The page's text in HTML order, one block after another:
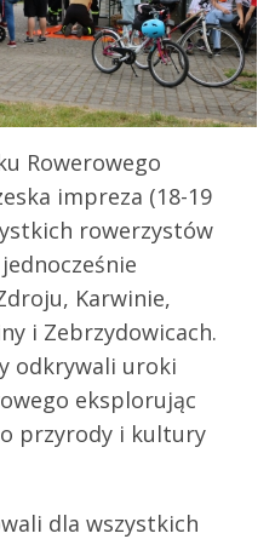
Rowerowego
impreza (18-19
rowerzystów
Karwinie,
i Zebrzydowicach.
odkrywali uroki
eksplorując
przyrody i kultury
dla wszystkich